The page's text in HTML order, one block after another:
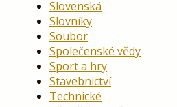
Slovenská
Slovníky
Soubor
Společenské vědy
Sport a hry
Stavebnictví
Technické